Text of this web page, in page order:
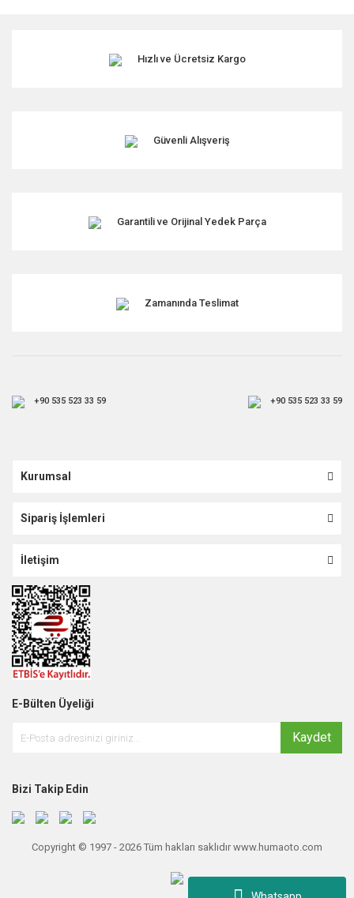
Hızlı ve Ücretsiz Kargo
Güvenli Alışveriş
Garantili ve Orijinal Yedek Parça
Zamanında Teslimat
+90 535 523 33 59 +90 535 523 33 59
Kurumsal
Sipariş İşlemleri
İletişim
E-Bülten Üyeliği
Kaydet
Bizi Takip Edin
Copyright © 1997 - 2026 Tüm hakları saklıdır www.humaoto.com